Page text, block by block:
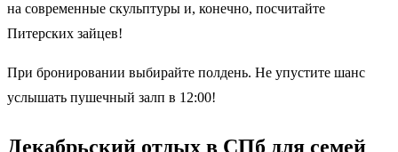
на современные скульптуры и, конечно, посчитайте
Питерских зайцев!
При бронировании выбирайте полдень. Не упустите шанс
услышать пушечный залп в 12:00!
Декабрьский отдых в СПб для семей